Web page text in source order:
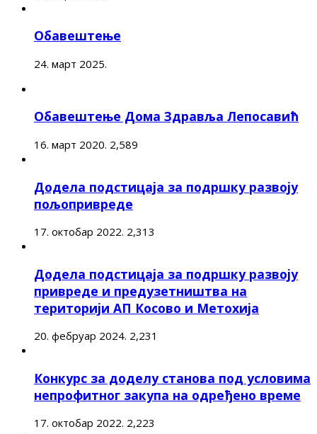
Обавештење
24. март 2025.
Обавештење Дома Здравља Лепосавић
16. март 2020. 2,589
Додела подстицаја за подршку развоју
пољопривреде
17. октобар 2022. 2,313
Додела подстицаја за подршку развоју
привреде и предузетништва на
територији АП Косово и Метохија
20. фебруар 2024. 2,231
Конкурс за доделу станова под условима
непрофитног закупа на одређено време
17. октобар 2022. 2,223